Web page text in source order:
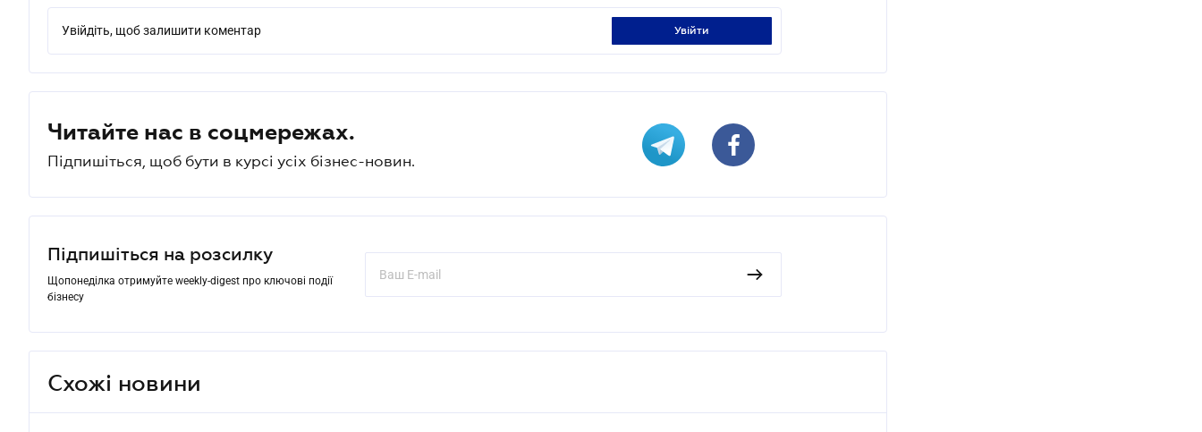
Увійдіть, щоб залишити коментар увійти
Читайте нас в соцмережах.
Підпишіться, щоб бути в курсі усіх бізнес-новин.
Підпишіться на розсилку
Щопонеділка отримуйте weekly-digest про ключові події
бізнесу
Схожі новини